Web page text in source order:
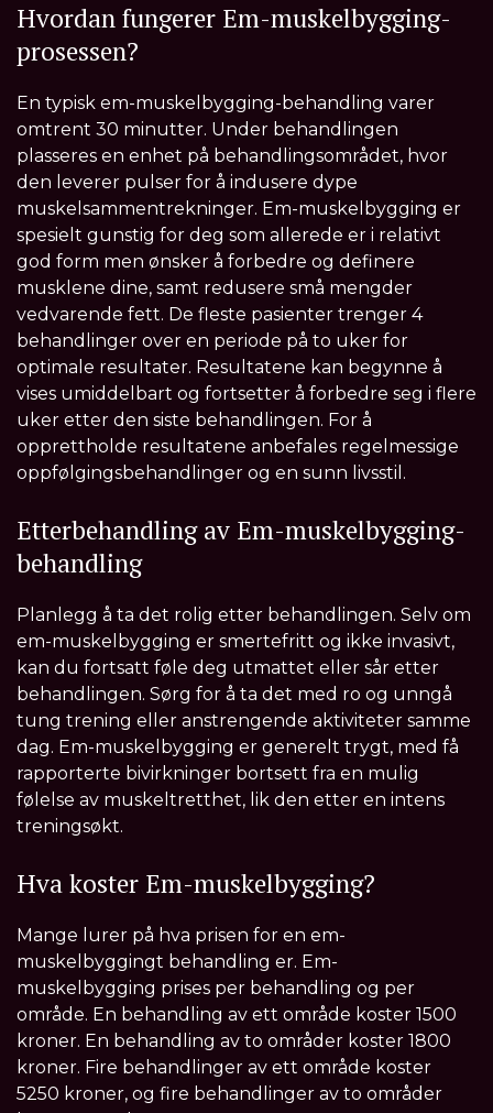
Hvordan fungerer Em-muskelbygging-
prosessen?
En typisk em-muskelbygging-behandling varer
omtrent 30 minutter. Under behandlingen
plasseres en enhet på behandlingsområdet, hvor
den leverer pulser for å indusere dype
muskelsammentrekninger. Em-muskelbygging er
spesielt gunstig for deg som allerede er i relativt
god form men ønsker å forbedre og definere
musklene dine, samt redusere små mengder
vedvarende fett. De fleste pasienter trenger 4
behandlinger over en periode på to uker for
optimale resultater. Resultatene kan begynne å
vises umiddelbart og fortsetter å forbedre seg i flere
uker etter den siste behandlingen. For å
opprettholde resultatene anbefales regelmessige
oppfølgingsbehandlinger og en sunn livsstil.
Etterbehandling av Em-muskelbygging-
behandling
Planlegg å ta det rolig etter behandlingen. Selv om
em-muskelbygging er smertefritt og ikke invasivt,
kan du fortsatt føle deg utmattet eller sår etter
behandlingen. Sørg for å ta det med ro og unngå
tung trening eller anstrengende aktiviteter samme
dag. Em-muskelbygging er generelt trygt, med få
rapporterte bivirkninger bortsett fra en mulig
følelse av muskeltretthet, lik den etter en intens
treningsøkt.
Hva koster Em-muskelbygging?
Mange lurer på hva prisen for en em-
muskelbyggingt behandling er. Em-
muskelbygging prises per behandling og per
område. En behandling av ett område koster 1500
kroner. En behandling av to områder koster 1800
kroner. Fire behandlinger av ett område koster
5250 kroner, og fire behandlinger av to områder